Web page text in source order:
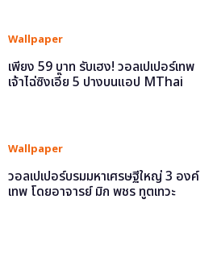
Wallpaper
เพียง 59 บาท รับเฮง! วอลเปเปอร์เทพ
เจ้าไฉ่ซิงเอี๊ย 5 ปางบนแอป MThai
Wallpaper
วอลเปเปอร์บรมมหาเศรษฐีใหญ่ 3 องค์
เทพ โดยอาจารย์ มิก พชร ทูตเทวะ